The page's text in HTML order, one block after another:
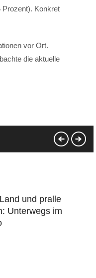
Prozent). Konkret
vor Ort.
die aktuelle
und pralle
Unterwegs im